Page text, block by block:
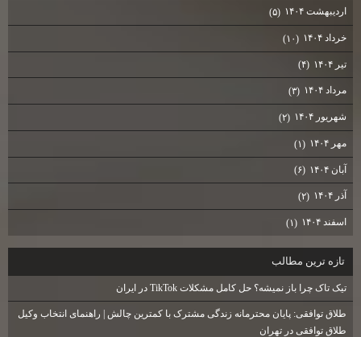
اردیبهشت ۱۴۰۴ (۵)
خرداد ۱۴۰۴ (۱۰)
تیر ۱۴۰۴ (۴)
مرداد ۱۴۰۴ (۳)
شهریور ۱۴۰۴ (۲)
مهر ۱۴۰۴ (۱)
آبان ۱۴۰۴ (۶)
آذر ۱۴۰۴ (۲)
اسفند ۱۴۰۴ (۱)
تازه ترين مطالب
تیک تاک چرا باز نمیشه؟ حل کامل مشکلات TikTok در ایران
طلاق توافقی: پایان محترمانه زندگی مشترک با کمترین چالش | راهنمای انتخاب وکیل
طلاق توافقی در تهران